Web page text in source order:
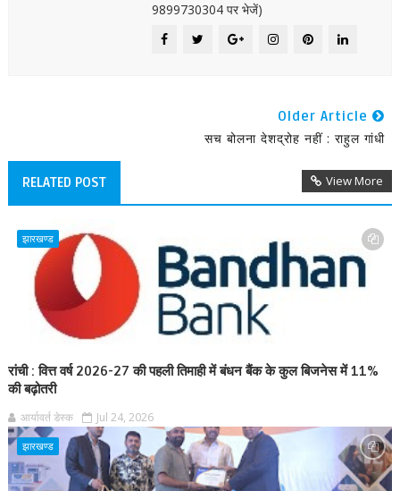
9899730304 पर भेजें)
Older Article
सच बोलना देशद्रोह नहीं : राहुल गांधी
RELATED POST View More
झारखण्ड
रांची : वित्त वर्ष 2026-27 की पहली तिमाही में बंधन बैंक के कुल बिजनेस में 11%
की बढ़ोतरी
आर्यावर्त डेस्क Jul 24, 2026
झारखण्ड